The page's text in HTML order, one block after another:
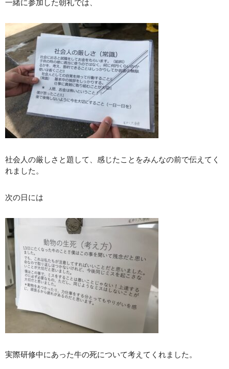
一緒に参加した朝礼では、
社会人の厳しさと題して、感じたことをみんなの前で伝えてく
れました。
次の日には
実際研修中にあった牛の死について考えてくれました。